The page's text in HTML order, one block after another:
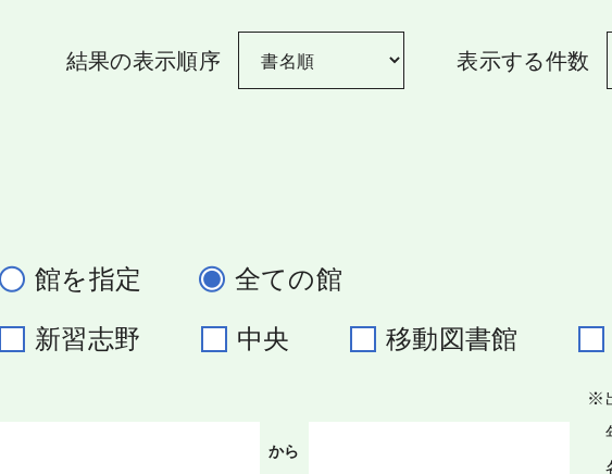
結果の表示順序 表示する件数
館を指定 全ての館
新習志野 中央 移動図書館
から
※